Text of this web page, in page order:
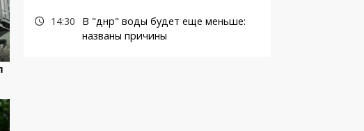
14:30
В "днр" воды будет еще меньше:
названы причины